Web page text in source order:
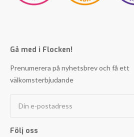
Gå med i Flocken!
Prenumerera på nyhetsbrev och få ett
välkomsterbjudande
Din e-postadress
Följ oss